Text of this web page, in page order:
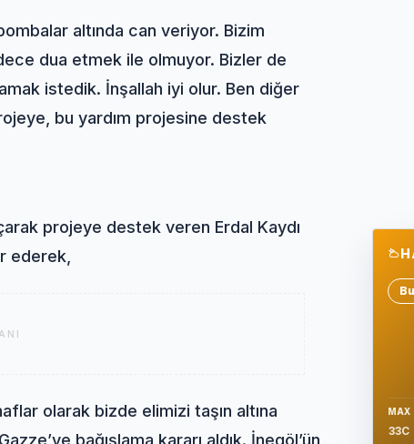
altında can veriyor. Bizim
dua etmek ile olmuyor. Bizler de
istedik. İnşallah iyi olur. Ben diğer
bu yardım projesine destek
projeye destek veren Erdal Kaydı
ederek,
olarak bizde elimizi taşın altına
MAX
33C